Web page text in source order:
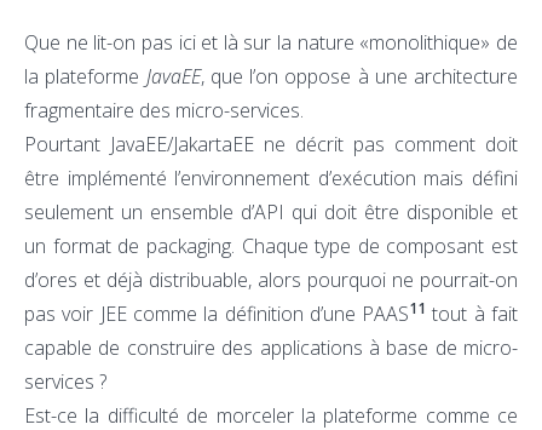
Que ne lit-on pas ici et là sur la nature «monolithique» de
la plateforme JavaEE, que l’on oppose à une architecture
fragmentaire des micro-services.
Pourtant JavaEE/JakartaEE ne décrit pas comment doit
être implémenté l’environnement d’exécution mais défini
seulement un ensemble d’API qui doit être disponible et
un format de packaging. Chaque type de composant est
d’ores et déjà distribuable, alors pourquoi ne pourrait-on
pas voir JEE comme la définition d’une PAAS11 tout à fait
capable de construire des applications à base de micro-
services ?
Est-ce la difficulté de morceler la plateforme comme ce